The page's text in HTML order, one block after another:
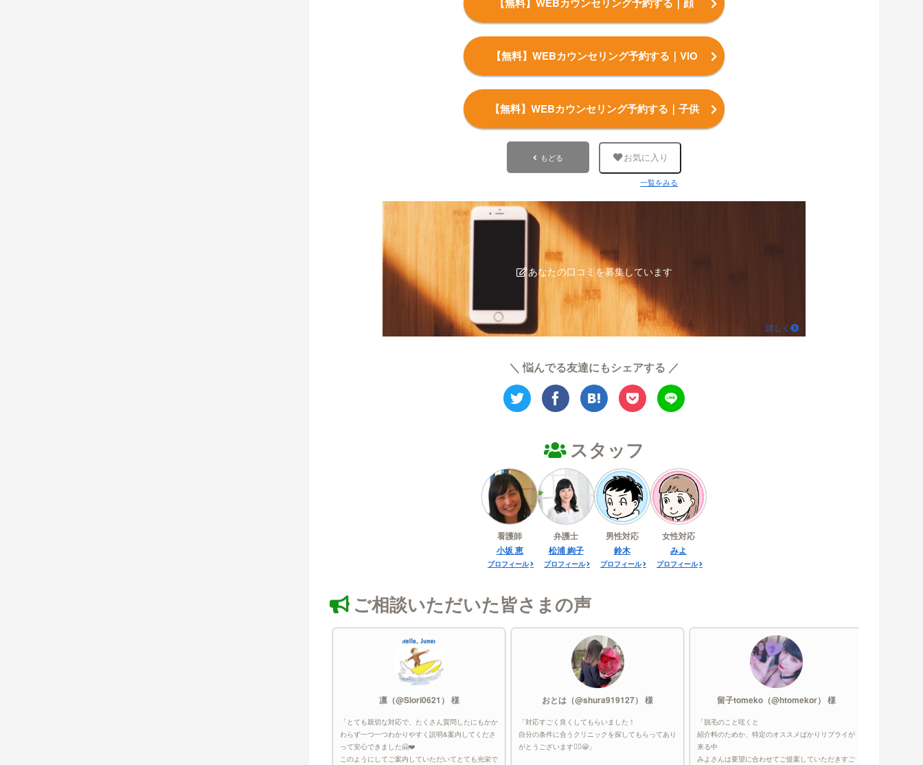
【無料】WEBカウンセリング予約する ｜VIO
【無料】WEBカウンセリング予約する ｜子供
もどる お気に入り
一覧をみる
あなたの口コミを募集しています
詳しく
＼ 悩んでる友達にもシェアする ／
スタッフ
看護師
小坂 恵
プロフィール
弁護士
松浦 絢子
プロフィール
男性対応
鈴木
プロフィール
女性対応
みよ
プロフィール
ご相談いただいた皆さまの声
凛（@Siori0621） 様
「とても親切な対応で、たくさん質問したにもかか
わらず一つ一つわかりやすく説明&案内してくださ
って安心できました🤗❤️
このようにしてご案内していただいてとても光栄で
おとは（@shura919127） 様
「対応すごく良くしてもらいました！
自分の条件に合うクリニックを探してもらってあり
がとうございます🙇‍♀️😭」
留子tomeko（@htomekor） 様
「脱毛のこと呟くと
紹介料のためか、特定のオススメばかりリプライが
来る中
みよさんは要望に合わせてご提案していただきすご